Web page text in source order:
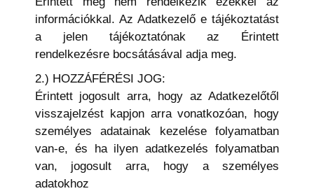
információkkal. Az Adatkezelő e tájékoztatást
a jelen tájékoztatónak az Érintett
rendelkezésre bocsátásával adja meg.
2.) HOZZÁFÉRÉSI JOG:
Érintett jogosult arra, hogy az Adatkezelőtől
visszajelzést kapjon arra vonatkozóan, hogy
személyes adatainak kezelése folyamatban
van-e, és ha ilyen adatkezelés folyamatban
van, jogosult arra, hogy a személyes
adatokhoz